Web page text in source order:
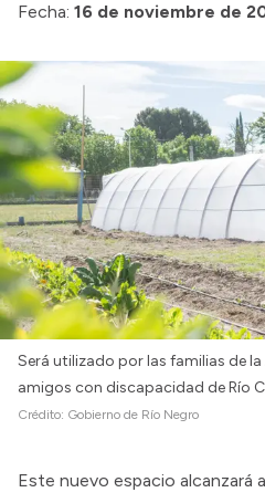
Login
Fecha: 16 de noviembre de
Será utilizado por las familias de
amigos con discapacidad de Río
Crédito: Gobierno de Río Negro
Este nuevo espacio alcanzará